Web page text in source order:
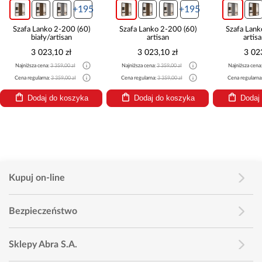
+195
Szafa Lanko 2-200 (60)
biały/artisan
3 023,10 zł
Najniższa cena:3 359,00 zł
Cena regularna:3 359,00 zł
Dodaj do koszyka
+195
Szafa Lanko 2-200 (60)
artisan
3 023,10 zł
Najniższa cena:3 359,00 zł
Cena regularna:3 359,00 zł
Dodaj do koszyka
Szafa
3
Najniższa
Cena
Kupuj on-line
Bezpieczeństwo
Sklepy Abra S.A.